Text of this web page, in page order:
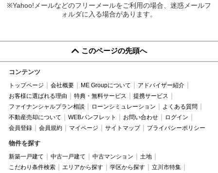
※Yahoo!メールなどのフリーメールをご利用の場合、迷惑メールフ
ォルダに入る場合があります。
このページの先頭へ
コンテンツ
トップページ 会社概要 ME Groupについて
アドバイザー紹介
お客様に選ばれる理由
特典・無料サービス
提携サービス
ファイナンシャルプラン相談
ローンシミュレーション
よくある質問
不動産売却について
WEBパンフレット お問い合わせ
ログイン
会員登録
会員規約 マイページ サイトマップ プライバシーポリシー
物件を探す
新築一戸建て 中古一戸建て 中古マンション
土地
こだわり条件検索
エリアから探す 学区から探す
立川市特集